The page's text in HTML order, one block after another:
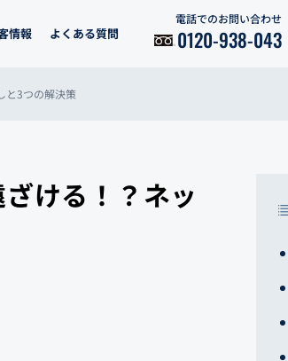
情報 よくある質問
電話でのお問い合わせ
0120-938-043
と3つの解決策
ける！？ネッ